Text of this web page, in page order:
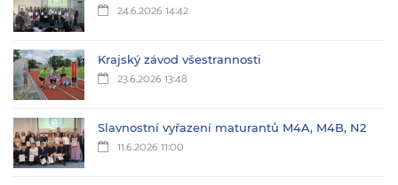
24.6.2026 14:42
Krajský závod všestrannosti
23.6.2026 13:48
Slavnostní vyřazení maturantů M4A, M4B, N2
11.6.2026 11:00